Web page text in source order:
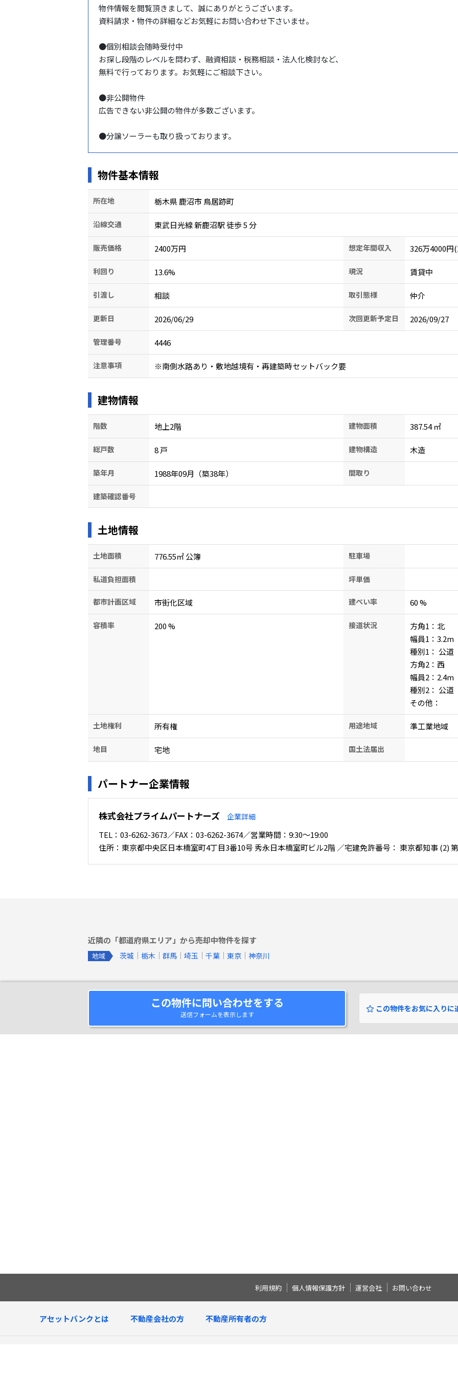
物件情報を閲覧頂きまして、誠にありがとうございます。
資料請求・物件の詳細などお気軽にお問い合わせ下さいませ。
●個別相談会随時受付中
お探し段階のレベルを問わず、融資相談・税務相談・法人化検討など、
無料で行っております。お気軽にご相談下さい。
●非公開物件
広告できない非公開の物件が多数ございます。
●分譲ソーラーも取り扱っております。
物件基本情報
所在地 栃木県 鹿沼市 鳥居跡町
沿線交通 東武日光線 新鹿沼駅 徒歩 5分
販売価格 2400万円 想定年間収入 326万4000円
利回り 13.6% 現況 賃貸中
引渡し 相談 取引態様 仲介
更新日 2026/06/29 次回更新予定日 2026/09/27
管理番号 4446
注意事項
建物情報
階数 地上2階 建物面積 387.54㎡
総戸数 8戸 建物構造 木造
築年月 1988年09月（築38年） 間取り
建築確認番号
土地情報
土地面積 776.55㎡ 公簿 駐車場
私道負担面積 坪単価
都市計画区域 市街化区域 建ぺい率 60%
容積率 200% 接道状況
方角1：北
幅員1：3.2m
種別1： 公道
方角2：西
幅員2：2.4m
種別2： 公道
その他：
土地権利 所有権 用途地域 準工業地域
地目 宅地 国土法届出
パートナー企業情報
株式会社プライムパートナーズ 企業詳細
TEL：03-6262-3673／FAX：03-6262-3674／営業時間：9:30〜19:00
住所：東京都中央区日本橋室町4丁目3番10号 秀永日本橋室町ビル2階 ／宅建免許番号： 東京都知事 (2)
近隣の「都道府県エリア」から売却中物件を探す
地域 茨城 栃木 群馬 埼玉 千葉 東京 神奈川
この物件に問い合わせをする
送信フォームを表示します
この物件をお気に入りに
利用規約 個人情報保護方針 運営会社 お問い合わせ
アセットバンクとは 不動産会社の方 不動産所有者の方